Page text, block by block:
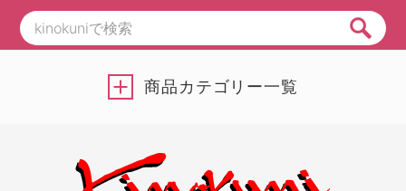
商品カテゴリー一覧